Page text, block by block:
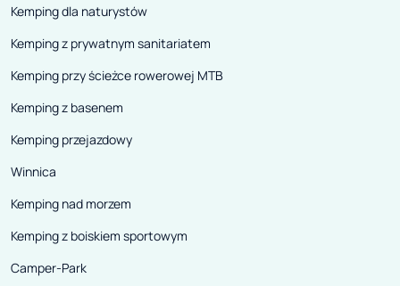
Kemping dla naturystów
Kemping z prywatnym sanitariatem
Kemping przy ścieżce rowerowej MTB
Kemping z basenem
Kemping przejazdowy
Winnica
Kemping nad morzem
Kemping z boiskiem sportowym
Camper-Park